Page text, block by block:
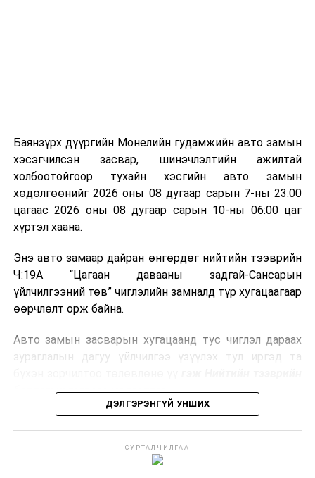
болон дулааны эрчим хүч үйлдвэрлэхэд ашиглаж
болдог. Зарим технологийн хувьд шаталтын дараа
үлдэх үнснээс фосфор зэрэг ашигт эрдсийг сэргээн
авах боломжтой аж.
Япон, Герман, Швейцар, Нидерланд, Өмнөд Солонгос
зэрэг улс лаг хатаах, шатаах технологийг ашиглаж
байна. Тухайлбал, Германд лаг шатаах үйлдвэрээс
гарсан үнснээс фосфор сэргээн авах технологи
ашигладаг бол Нидерландад төвлөрсөн лаг
боловсруулах үйлдвэрүүдээр дулаан, цахилгаан
Ийнхүү лаг хатаах, шатаах технологийг лагийн
улсад өргөн ашиглаж байна.
Баянзүрх дүүргийн Монелийн гудамжийн авто замын
хэсэгчилсэн засвар, шинэчлэлтийн ажилтай
холбоотойгоор тухайн хэсгийн авто замын
хөдөлгөөнийг 2026 оны 08 дугаар сарын 7-ны 23:00
цагаас 2026 оны 08 дугаар сарын 10-ны 06:00 цаг
хүртэл хаана.
Энэ авто замаар дайран өнгөрдөг нийтийн тээврийн
Ч:19А “Цагаан давааны задгай-Сансарын
үйлчилгээний төв” чиглэлийн замналд түр хугацаагаар
өөрчлөлт орж байна.
Авто замын засварын хугацаанд тус чиглэл дараах
зураглалын дагуу үйлчилгээ үзүүлэх тул иргэд та
бодлогын газраас мэдээллээ.
ДЭЛГЭРЭНГҮЙ УНШИХ
СУРТАЛЧИЛГАА